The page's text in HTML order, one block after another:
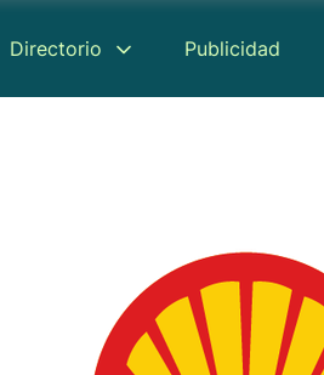
Directorio Publicidad